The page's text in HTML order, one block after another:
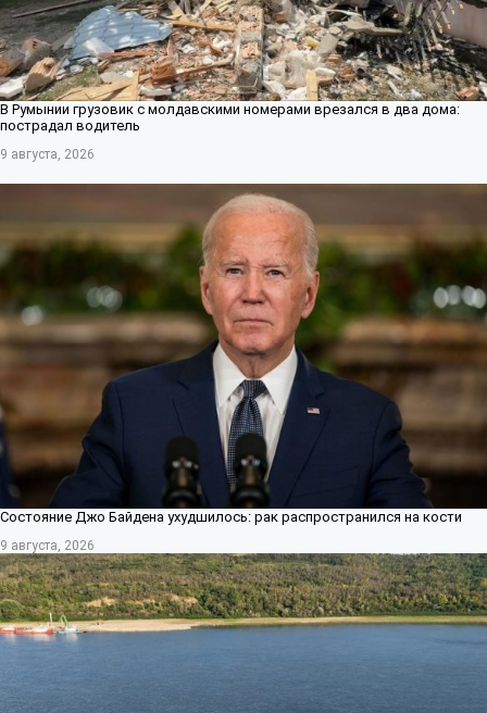
В Румынии грузовик с молдавскими номерами врезался в два дома:
пострадал водитель
9 августа, 2026
Состояние Джо Байдена ухудшилось: рак распространился на кости
9 августа, 2026